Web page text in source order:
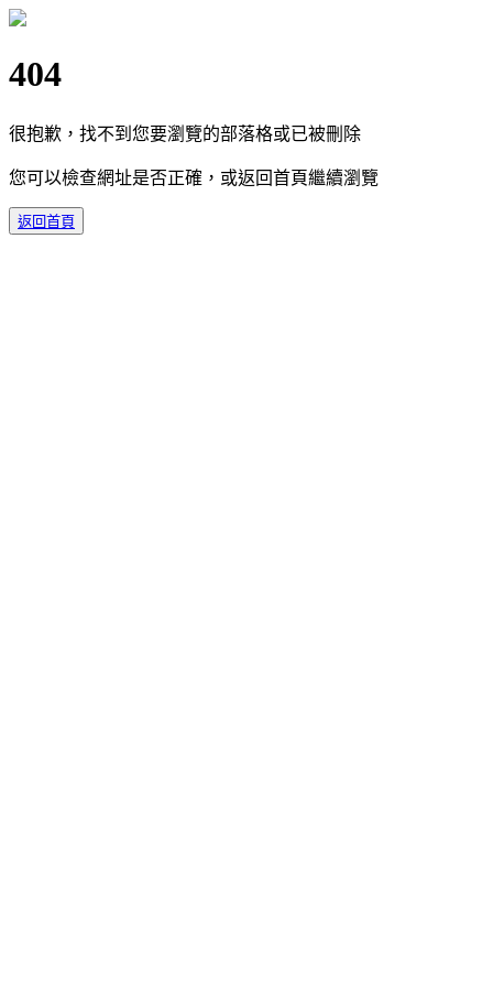
404
很抱歉，找不到您要瀏覽的部落格或已被刪除
您可以檢查網址是否正確，或返回首頁繼續瀏覽
返回首頁